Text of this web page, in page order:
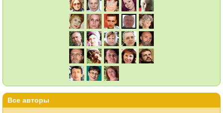
Все авторы